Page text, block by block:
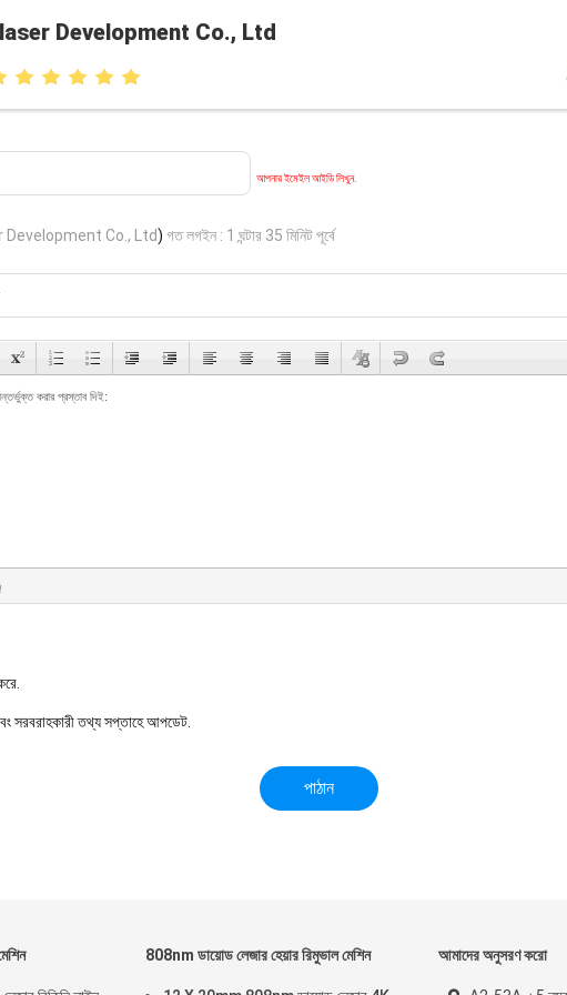
Development Co., Ltd
আপনার ইমেইল আইডি লিখুন.
Development Co., Ltd) গত লগইন : 1 ঘন্টার 35 মিনিট পূর্বে
সরবরাহকারী তথ্য সপ্তাহে আপডেট.
808nm ডায়োড লেজার হেয়ার রিমুভাল মেশিন আমাদের অনুসরণ করো